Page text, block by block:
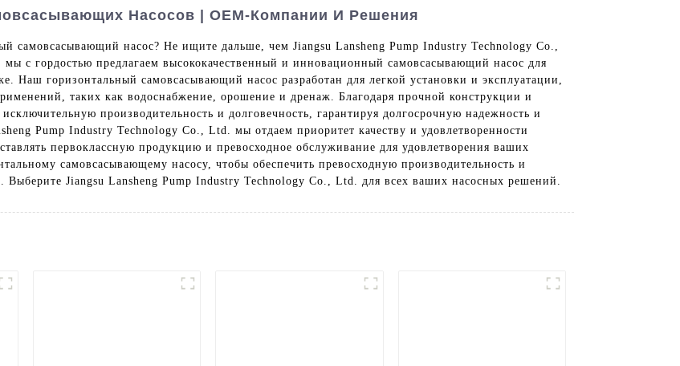
Насосов | OEM-Компании И Решения
самовсасывающий насос? Не ищите дальше, чем Jiangsu Lansheng Pump Industry Technology Co.,
с гордостью предлагаем высококачественный и инновационный самовсасывающий насос для
Наш горизонтальный самовсасывающий насос разработан для легкой установки и эксплуатации,
таких как водоснабжение, орошение и дренаж. Благодаря прочной конструкции и
производительность и долговечность, гарантируя долгосрочную надежность и
Pump Industry Technology Co., Ltd. мы отдаем приоритет качеству и удовлетворенности
первоклассную продукцию и превосходное обслуживание для удовлетворения ваших
самовсасывающему насосу, чтобы обеспечить превосходную производительность и
Выберите Jiangsu Lansheng Pump Industry Technology Co., Ltd. для всех ваших насосных решений.